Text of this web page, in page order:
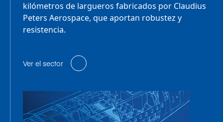
kilómetros de largueros fabricados por Claudius
Peters Aerospace, que aportan robustez y
resistencia.
Ver el sector